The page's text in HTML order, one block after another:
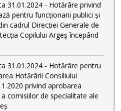
31.01.2024 - Hotărâre privind
pentru funcționarii publici și
cadrul Direcției Generale de
Copilului Argeş începând
31.01.2024 - Hotărâre pentru
Hotărârii Consiliului
privind aprobarea
comisiilor de specialitate ale